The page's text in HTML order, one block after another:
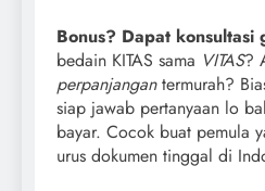
Bonus? Dapat konsultasi
bedain KITAS sama VITAS?
perpanjangantermurah?
siap jawab pertanyaan lo
bayar. Cocok buat pemula
urus dokumen tinggal di